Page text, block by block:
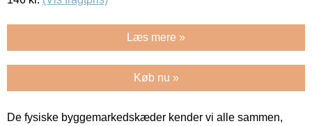
Læs mere »
Køb nu »
De fysiske byggemarkedskæder kender vi alle sammen,